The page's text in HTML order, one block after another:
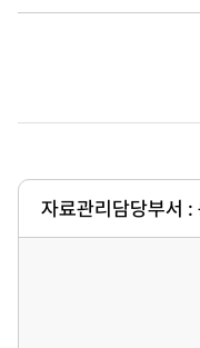
자료관리담당부서 :